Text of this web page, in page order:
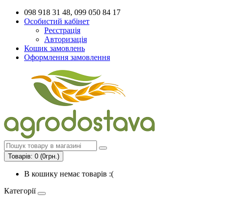
098 918 31 48, 099 050 84 17
Особистий кабінет
Реєстрація
Авторизація
Кошик замовлень
Оформлення замовлення
Товарів: 0 (0грн.)
В кошику немає товарів :(
Категорії